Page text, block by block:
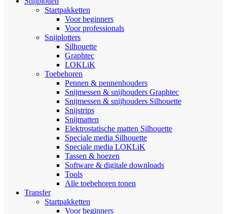
Startpakketten
Voor beginners
Voor professionals
Snijplotters
Silhouette
Graphtec
LOKLiK
Toebehoren
Pennen & pennenhouders
Snijmessen & snijhouders Graphtec
Snijmessen & snijhouders Silhouette
Snijstrips
Snijmatten
Elektrostatische matten Silhouette
Speciale media Silhouette
Speciale media LOKLiK
Tassen & hoezen
Software & digitale downloads
Tools
Alle toebehoren tonen
Transfer
Startpakketten
Voor beginners